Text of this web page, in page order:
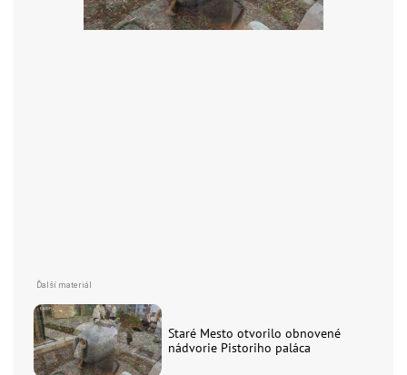
Staré Mesto otvorilo obnovené
nádvorie Pistoriho paláca